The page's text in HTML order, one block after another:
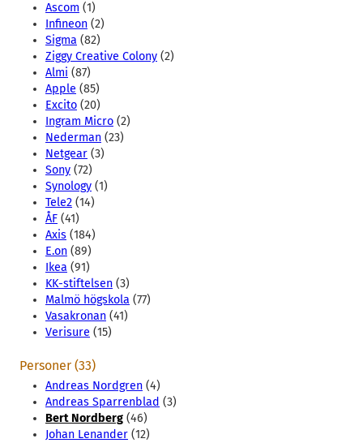
Ascom (1)
Infineon (2)
Sigma (82)
Ziggy Creative Colony (2)
Almi (87)
Apple (85)
Excito (20)
Ingram Micro (2)
Nederman (23)
Netgear (3)
Sony (72)
Synology (1)
Tele2 (14)
ÅF (41)
Axis (184)
E.on (89)
Ikea (91)
KK-stiftelsen (3)
Malmö högskola (77)
Vasakronan (41)
Verisure (15)
Personer (33)
Andreas Nordgren (4)
Andreas Sparrenblad (3)
Bert Nordberg (46)
Johan Lenander (12)